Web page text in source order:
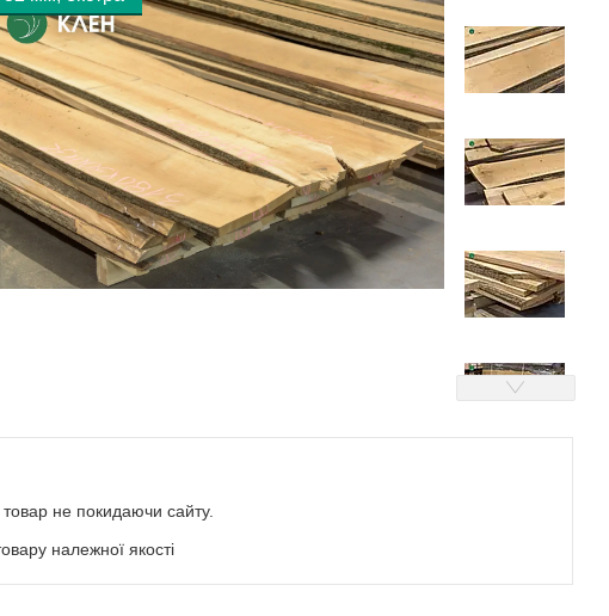
товар не покидаючи сайту.
належної якості